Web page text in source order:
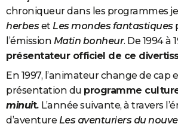
FORUM
Bricolage
Lifestyle
Culture
Sport
Auto
Television
Voyage
Cinema
chroniqueur dans les programmes
herbes et Les mondes fantastiques
l’émission Matin bonheur. De 1994 à
présentateur officiel de ce
En 1997, l’animateur change de cap
présentation du programme
minuit. L’année suivante, à travers
d’aventure Les aventuriers du